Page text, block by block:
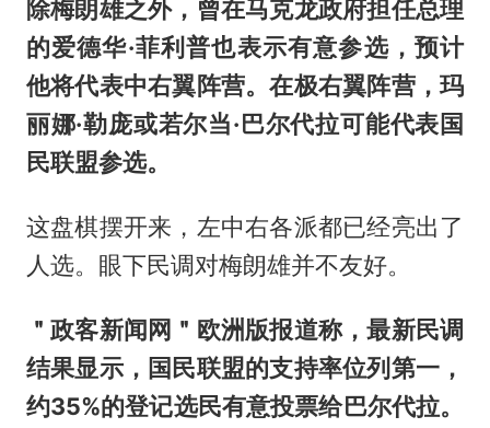
除梅朗雄之外，曾在马克龙政府担任总理
的爱德华·菲利普也表示有意参选，预计
他将代表中右翼阵营。在极右翼阵营，玛
丽娜·勒庞或若尔当·巴尔代拉可能代表国
民联盟参选。
这盘棋摆开来，左中右各派都已经亮出了
人选。眼下民调对梅朗雄并不友好。
＂政客新闻网＂欧洲版报道称，最新民调
结果显示，国民联盟的支持率位列第一，
约35%的登记选民有意投票给巴尔代拉。